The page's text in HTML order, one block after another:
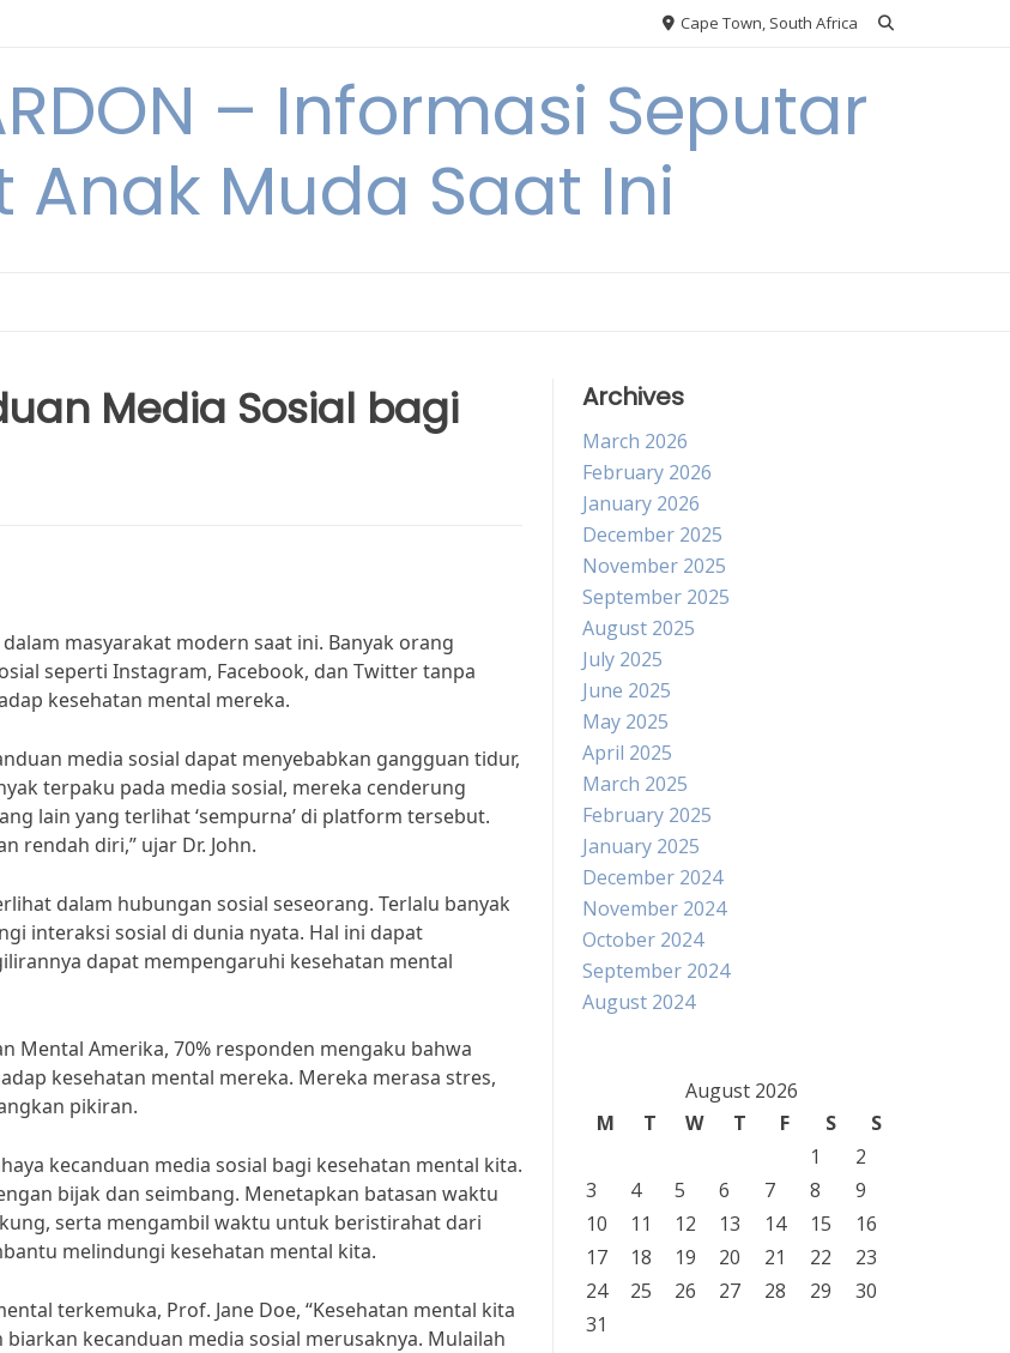
Cape Town, South Africa
– Informasi Seputar
Anak Muda Saat Ini
Media Sosial bagi
masyarakat modern saat ini. Banyak orang
seperti Instagram, Facebook, dan Twitter tanpa
kesehatan mental mereka.
media sosial dapat menyebabkan gangguan tidur,
terpaku pada media sosial, mereka cenderung
lain yang terlihat ‘sempurna’ di platform tersebut.
rendah diri,” ujar Dr. John.
dalam hubungan sosial seseorang. Terlalu banyak
interaksi sosial di dunia nyata. Hal ini dapat
dapat mempengaruhi kesehatan mental
Mental Amerika, 70% responden mengaku bahwa
kesehatan mental mereka. Mereka merasa stres,
pikiran.
kecanduan media sosial bagi kesehatan mental kita.
bijak dan seimbang. Menetapkan batasan waktu
serta mengambil waktu untuk beristirahat dari
melindungi kesehatan mental kita.
terkemuka, Prof. Jane Doe, “Kesehatan mental kita
kecanduan media sosial merusaknya. Mulailah
Archives
March 2026
February 2026
January 2026
December 2025
November 2025
September 2025
August 2025
July 2025
June 2025
May 2025
April 2025
March 2025
February 2025
January 2025
December 2024
November 2024
October 2024
September 2024
August 2024
August 2026
M
T W T F S
S
1
2
3
4 5 6 7 8
9
10
11 12 13 14 15
16
17
18 19 20 21 22
23
24
25 26 27 28 29
30
31